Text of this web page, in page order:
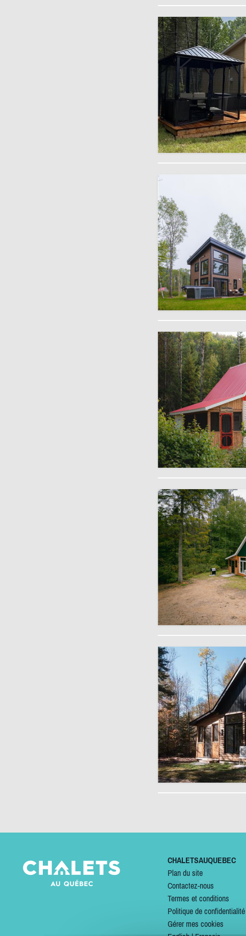
CHALETSAUQUEBEC
Plan du site
Contactez-nous
Termes et conditions
Politique de confidentialité
Gérer mes cookies